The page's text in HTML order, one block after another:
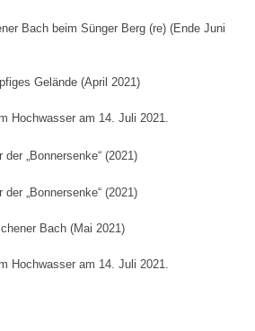
Bach beim Sünger Berg (re) (Ende Juni
Gelände (April 2021)
Hochwasser am 14. Juli 2021.
„Bonnersenke“ (2021)
„Bonnersenke“ (2021)
Bach (Mai 2021)
Hochwasser am 14. Juli 2021.